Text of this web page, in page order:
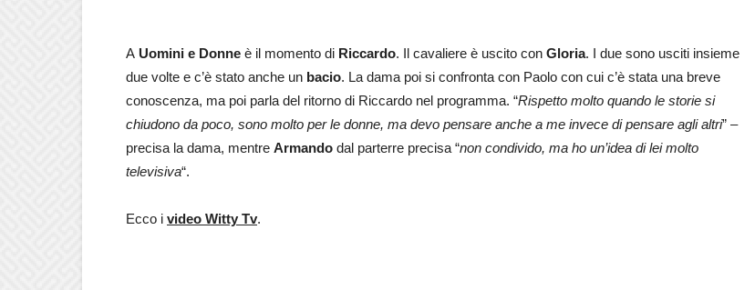
A Uomini e Donne è il momento di Riccardo. Il cavaliere è uscito con Gloria. I due sono usciti insieme
due volte e c’è stato anche un bacio. La dama poi si confronta con Paolo con cui c’è stata una breve
conoscenza, ma poi parla del ritorno di Riccardo nel programma. “Rispetto molto quando le storie si
chiudono da poco, sono molto per le donne, ma devo pensare anche a me invece di pensare agli altri” –
precisa la dama, mentre Armando dal parterre precisa “non condivido, ma ho un’idea di lei molto
televisiva“.
Ecco i video Witty Tv.